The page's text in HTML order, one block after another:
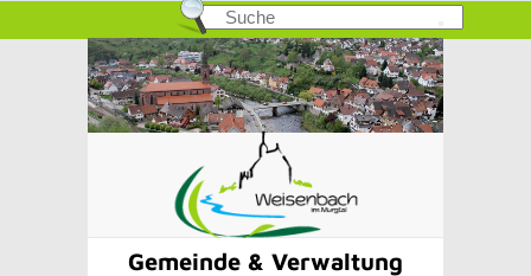
Gemeinde & Verwaltung